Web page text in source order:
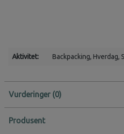
Aktivitet: Backpacking, Hverdag,
Vurderinger
Produsent